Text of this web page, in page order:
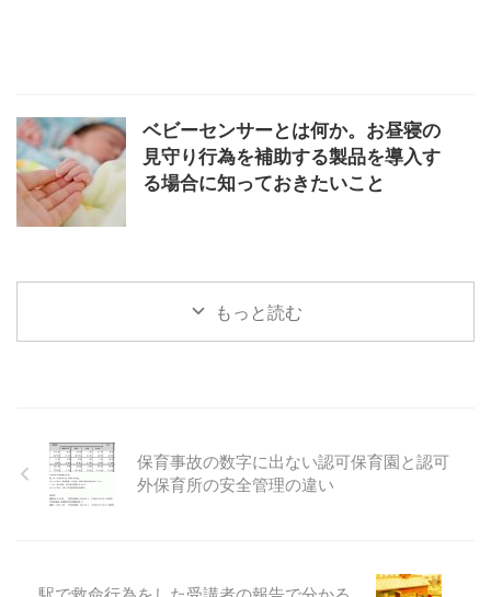
ベビーセンサーとは何か。お昼寝の
見守り行為を補助する製品を導入す
る場合に知っておきたいこと
もっと読む
保育事故の数字に出ない認可保育園と認可
外保育所の安全管理の違い